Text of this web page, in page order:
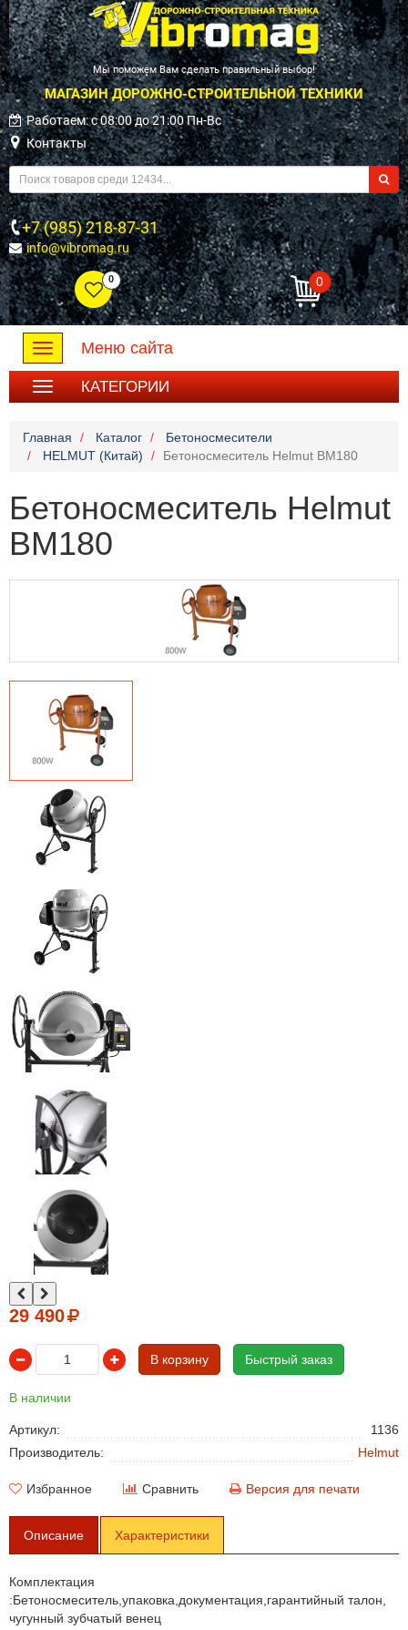
Мы поможем Вам сделать правильный выбор!
МАГАЗИН ДОРОЖНО-СТРОИТЕЛЬНОЙ ТЕХНИКИ
Работаем: c 08:00 до 21:00 Пн-Вс
Контакты
+7 (985) 218-87-31
info@vibromag.ru
0 0
Toggle
navigation
Меню сайта
КАТЕГОРИИ
Главная Каталог
Бетоносмесители
HELMUT (Китай)
Бетоносмеситель Helmut BM180
Бетоносмеситель Helmut
BM180
29 490
В корзину Быстрый заказ
В наличии
Артикул:
1136
Производитель:
Helmut
Избранное Сравнить Версия для печати
Описание Характеристики
Комплектация
:Бетоносмеситель,упаковка,документация,гарантийный талон,
чугунный зубчатый венец